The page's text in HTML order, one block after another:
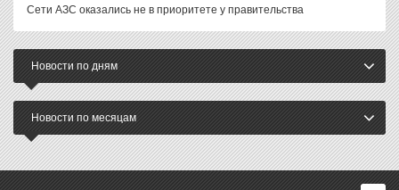
Сети АЗС оказались не в приоритете у правительства
Новости по дням
Новости по месяцам